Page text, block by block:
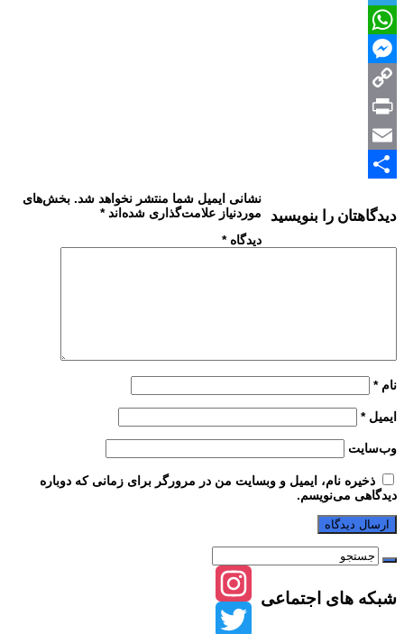
Telegram
WhatsApp
Messenger
Copy
Link
Print
Email
دیدگاهتان را بنویسید
نشانی ایمیل شما منتشر نخواهد شد. بخش‌های
موردنیاز علامت‌گذاری شده‌اند*
دیدگاه*
نام*
ایمیل*
وب‌سایت
ذخیره نام، ایمیل و وبسایت من در مرورگر برای زمانی که دوباره
دیدگاهی می‌نویسم.
شبکه های اجتماعی
Instagram